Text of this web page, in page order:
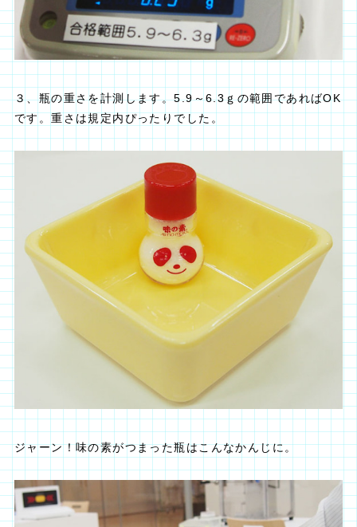
３、瓶の重さを計測します。5.9～6.3ｇの範囲であればOK
です。重さは規定内ぴったりでした。
ジャーン！味の素がつまった瓶はこんなかんじに。